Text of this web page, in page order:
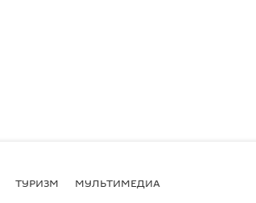
ТУРИЗМ МУЛЬТИМЕДИА